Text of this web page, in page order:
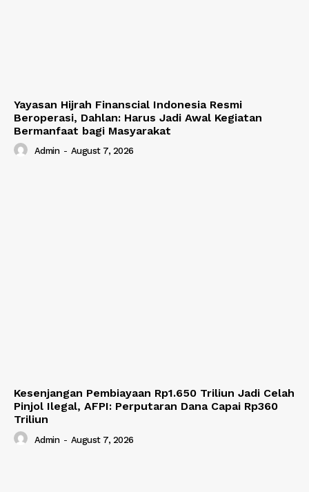
Yayasan Hijrah Finanscial Indonesia Resmi
Beroperasi, Dahlan: Harus Jadi Awal Kegiatan
Bermanfaat bagi Masyarakat
Admin - August 7, 2026
Kesenjangan Pembiayaan Rp1.650 Triliun Jadi Celah
Pinjol Ilegal, AFPI: Perputaran Dana Capai Rp360
Triliun
Admin - August 7, 2026